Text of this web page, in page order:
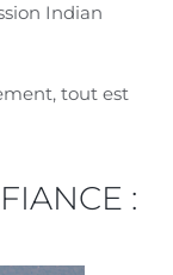
Indian
tout est
: